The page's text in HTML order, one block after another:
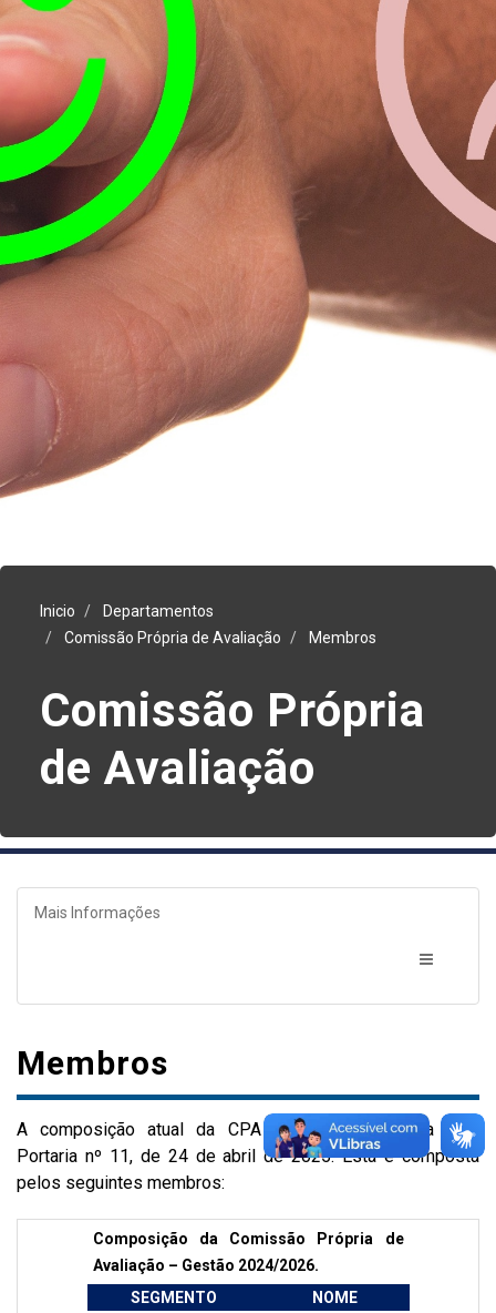
Inicio
Departamentos
Comissão Própria de Avaliação
Membros
Comissão Própria
de Avaliação
Mais Informações
Membros
A composição atual da CPA está regulamentada pela
Portaria nº 11, de 24 de abril de 2025. Esta é composta
pelos seguintes membros:
Composição da Comissão Própria de
Avaliação – Gestão 2024/2026.
SEGMENTO
NOME